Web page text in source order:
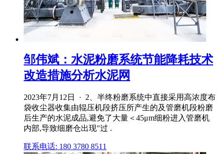
邹伟斌：水泥粉磨系统节能降耗技术
改造措施分析水泥网
2023年7月12日 · 2、半终粉磨系统中直接采用高浓度布
袋收尘器收集由辊压机段挤压所产生的及管磨机段粉磨
后生产的水泥成品,避免了大量＜45μm细粉进入管磨机
内部,导致细磨仓出现"过 .
联系电话: 180 3780 8511